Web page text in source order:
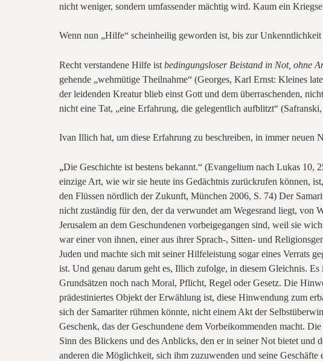
nicht weniger, sondern umfassender mächtig wird. Kaum ein
Wenn nun „Hilfe“ scheinheilig geworden ist, bis zur
Recht verstandene Hilfe ist bedingungsloser Beistand in Not, ohne
gehende „wehmütige Theilnahme“ (Georges, Karl Ernst: Kleines
der leidenden Kreatur blieb einst Gott und dem überraschenden,
nicht eine Tat, „eine Erfahrung, die gelegentlich aufblitzt“
Ivan Illich hat, um diese Erfahrung zu beschreiben, in immer neuen
„Die Geschichte ist bestens bekannt.“ (Evangelium nach Lukas 10,
einzige Art, wie wir sie heute ins Gedächtnis zurückrufen können,
den Flüssen nördlich der Zukunft, München 2006, S. 74) Der
nicht zuständig für den, der da verwundet am Wegesrand liegt, von
Jerusalem an dem Geschundenen vorbeigegangen sind, weil sie
war einer von ihnen, einer aus ihrer Sprach-, Sitten- und
Juden und machte sich mit seiner Hilfeleistung sogar eines Verrats
ist. Und genau darum geht es, Illich zufolge, in diesem Gleichnis.
Grundsätzen noch nach Moral, Pflicht, Regel oder Gesetz. Die
prädestiniertes Objekt der Erwählung ist, diese Hinwendung zum
sich der Samariter rühmen könnte, nicht einem Akt der
Geschenk, das der Geschundene dem Vorbeikommenden macht.
Sinn des Blickens und des Anblicks, den er in seiner Not bietet und
anderen die Möglichkeit, sich ihm zuzuwenden und seine Geschäfte